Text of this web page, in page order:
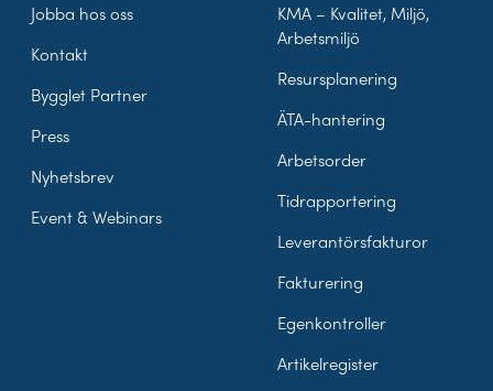
Jobba hos oss
Kontakt
Bygglet Partner
Press
Nyhetsbrev
Event & Webinars
KMA – Kvalitet, Miljö,
Arbetsmiljö
Resursplanering
ÄTA-hantering
Arbetsorder
Tidrapportering
Leverantörsfakturor
Fakturering
Egenkontroller
Artikelregister